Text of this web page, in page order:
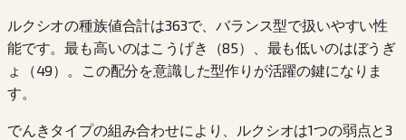
ルクシオの種族値合計は363で、バランス型で扱いやすい性
能です。最も高いのはこうげき（85）、最も低いのはぼうぎ
ょ（49）。この配分を意識した型作りが活躍の鍵になりま
す。
でんきタイプの組み合わせにより、ルクシオは1つの弱点と3